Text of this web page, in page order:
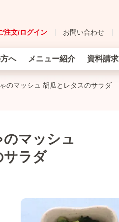
注文/ログイン お問い合わせ
へ メニュー紹介 資料請求
のマッシュ 胡瓜とレタスのサラダ
マッシュ
サラダ